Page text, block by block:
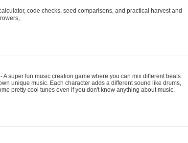
code checks, seed comparisons, and practical harvest and
。
- A super fun music creation game where you can mix different beats
unique music. Each character adds a different sound like drums,
pretty cool tunes even if you don't know anything about music.